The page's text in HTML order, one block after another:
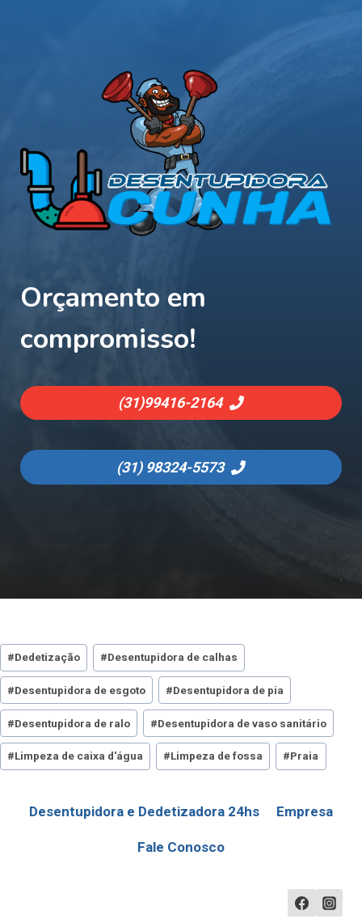
Orçamento em
compromisso!
(31)99416-2164
(31) 98324-5573
Tags
do
Post:
#Dedetização #Desentupidora de calhas
#Desentupidora de esgoto #Desentupidora de pia
#Desentupidora de ralo #Desentupidora de vaso sanitário
#Limpeza de caixa d'água #Limpeza de fossa #Praia
Desentupidora e Dedetizadora 24hs Empresa
Fale Conosco